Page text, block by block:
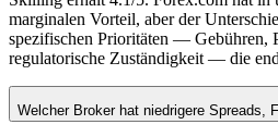
marginalen Vorteil, aber der
spezifischen Prioritäten — Gebühren,
regulatorische Zuständigkeit — die
Welcher Broker hat niedrigere Spreads,